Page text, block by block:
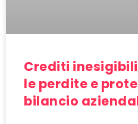
Crediti
le perdite e
bilancio